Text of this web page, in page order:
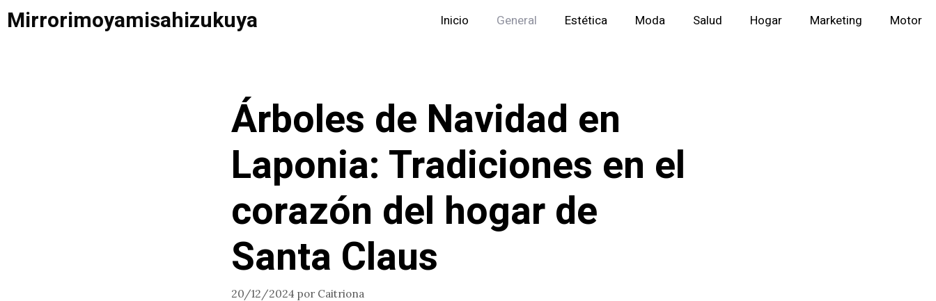
Saltar
alMirrorimoyamisahizukuya Inicio General Estética Moda Salud Hogar Marketing Motor
Árboles de Navidad en
Laponia: Tradiciones en el
corazón del hogar de
Santa Claus
20/12/2024 por Caitriona